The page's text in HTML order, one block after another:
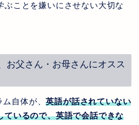
ぶことを嫌いにさせない大切な
お父さん・お母さんにオスス
ム自体が、英語が話されていない
ているので、英語で会話できな